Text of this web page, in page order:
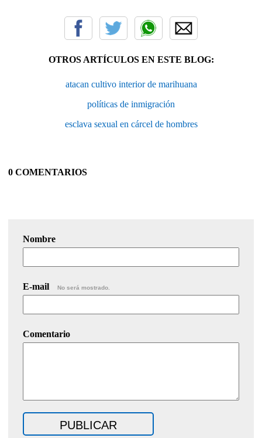
OTROS ARTÍCULOS EN ESTE BLOG:
atacan cultivo interior de marihuana
políticas de inmigración
esclava sexual en cárcel de hombres
0 COMENTARIOS
Nombre
E-mail No será mostrado.
Comentario